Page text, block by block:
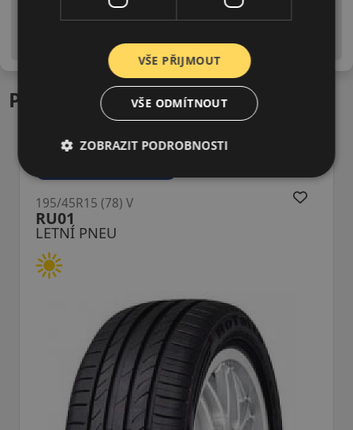
Upozornění! Hodnoty na štítku jsou pouze
is EU štítky ve smyslu dosud platné (předchozí) legislativy.
Podobné produkty
PNEU
45R15 (78) V
VŠE PŘIJMOUT
VŠE ODMÍTNOUT
ZOBRAZIT PODROBNOSTI